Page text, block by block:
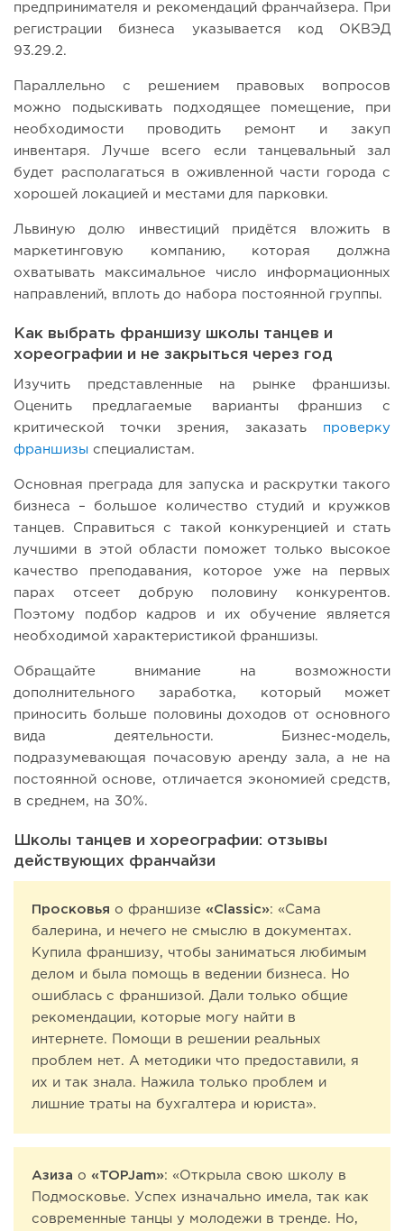
предпринимателя и рекомендаций франчайзера. При
регистрации бизнеса указывается код ОКВЭД
93.29.2.
Параллельно с решением правовых вопросов
можно подыскивать подходящее помещение, при
необходимости проводить ремонт и закуп
инвентаря. Лучше всего если танцевальный зал
будет располагаться в оживленной части города с
хорошей локацией и местами для парковки.
Львиную долю инвестиций придётся вложить в
маркетинговую компанию, которая должна
охватывать максимальное число информационных
направлений, вплоть до набора постоянной группы.
Как выбрать франшизу школы танцев и
хореографии и не закрыться через год
Изучить представленные на рынке франшизы.
Оценить предлагаемые варианты франшиз с
критической точки зрения, заказать проверку
франшизы специалистам.
Основная преграда для запуска и раскрутки такого
бизнеса – большое количество студий и кружков
танцев. Справиться с такой конкуренцией и стать
лучшими в этой области поможет только высокое
качество преподавания, которое уже на первых
парах отсеет добрую половину конкурентов.
Поэтому подбор кадров и их обучение является
необходимой характеристикой франшизы.
Обращайте внимание на возможности
дополнительного заработка, который может
приносить больше половины доходов от основного
вида деятельности. Бизнес-модель,
подразумевающая почасовую аренду зала, а не на
постоянной основе, отличается экономией средств,
в среднем, на 30%.
Школы танцев и хореографии: отзывы
действующих франчайзи
Просковья о франшизе «Classic»: «Сама
балерина, и нечего не смыслю в документах.
Купила франшизу, чтобы заниматься любимым
делом и была помощь в ведении бизнеса. Но
ошиблась с франшизой. Дали только общие
рекомендации, которые могу найти в
интернете. Помощи в решении реальных
проблем нет. А методики что предоставили, я
их и так знала. Нажила только проблем и
лишние траты на бухгалтера и юриста».
Азиза о «TOPJam»: «Открыла свою школу в
Подмосковье. Успех изначально имела, так как
современные танцы у молодежи в тренде. Но,